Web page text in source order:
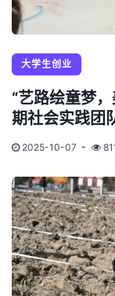
大学生创业
“艺路绘童梦
期社会实践团
2025-10-07